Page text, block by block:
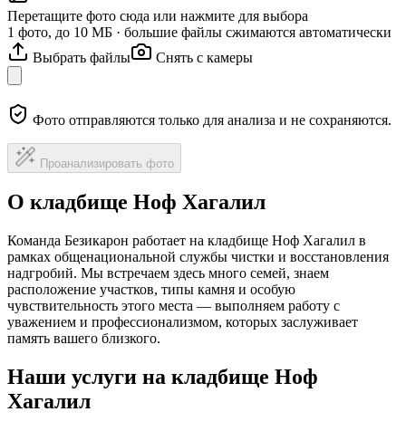
Перетащите фото сюда или нажмите для выбора
1 фото, до 10 МБ · большие файлы сжимаются автоматически
Выбрать файлы
Снять с камеры
Фото отправляются только для анализа и не сохраняются.
Проанализировать фото
О кладбище Ноф Хагалил
Команда Безикарон работает на кладбище Ноф Хагалил в
рамках общенациональной службы чистки и восстановления
надгробий. Мы встречаем здесь много семей, знаем
расположение участков, типы камня и особую
чувствительность этого места — выполняем работу с
уважением и профессионализмом, которых заслуживает
память вашего близкого.
Наши услуги на кладбище Ноф
Хагалил